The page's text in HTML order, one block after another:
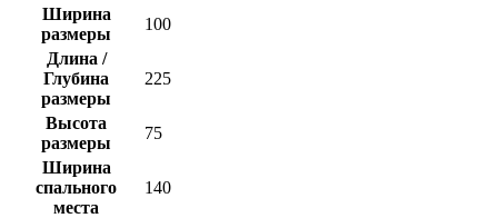
Ширина
размеры
100
Длина /
Глубина
размеры
225
Высота
размеры
75
Ширина
спального
места
140